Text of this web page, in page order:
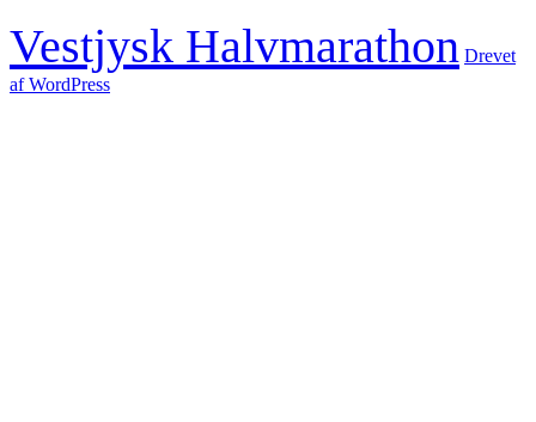
Vestjysk Halvmarathon Drevet
af WordPress